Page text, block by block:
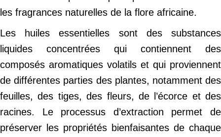
les fragrances naturelles de la flore africaine.
Les huiles essentielles sont des substances
liquides concentrées qui contiennent des
composés aromatiques volatils et qui proviennent
de différentes parties des plantes, notamment des
feuilles, des tiges, des fleurs, de l’écorce et des
racines. Le processus d’extraction permet de
préserver les propriétés bienfaisantes de chaque